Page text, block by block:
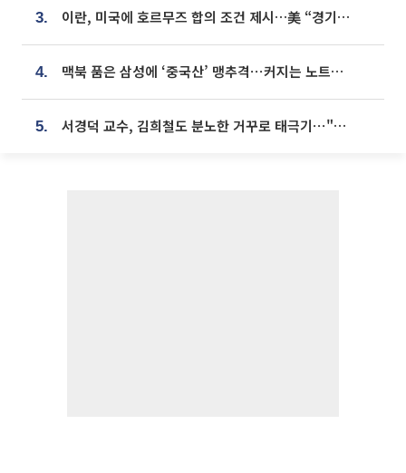
3. 이란, 미국에 호르무즈 합의 조건 제시…美 “경기 아직 안 끝나” [종합]
4. 맥북 품은 삼성에 ‘중국산’ 맹추격⋯커지는 노트북 OLED 시장
5. 서경덕 교수, 김희철도 분노한 거꾸로 태극기⋯"엉터리는 아냐, 아쉬울 뿐"